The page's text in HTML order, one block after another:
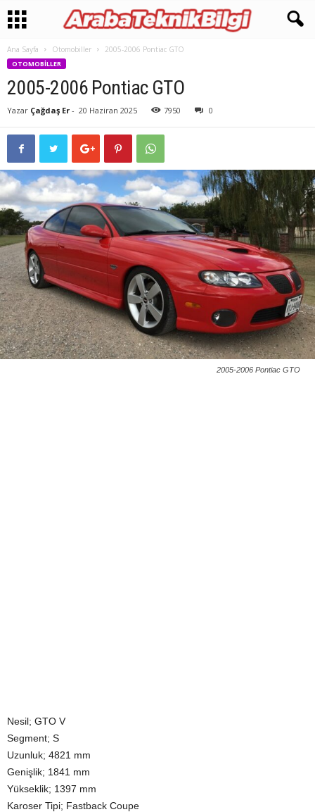
Ana Sayfa Otomobiller 2005-2006 Pontiac GTO
OTOMOBILLER
2005-2006 Pontiac GTO
Yazar Çağdaş Er - 20 Haziran 2025 7950 0
2005-2006 Pontiac GTO
Nesil; GTO V
Segment; S
Uzunluk; 4821 mm
Genişlik; 1841 mm
Yükseklik; 1397 mm
Karoser Tipi; Fastback Coupe